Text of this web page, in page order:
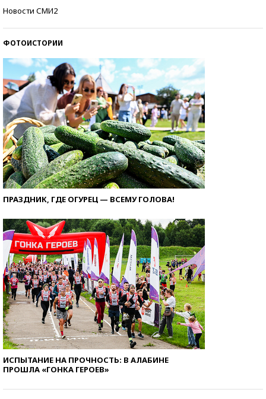
Новости СМИ2
ФОТОИСТОРИИ
ПРАЗДНИК, ГДЕ ОГУРЕЦ — ВСЕМУ ГОЛОВА!
ИСПЫТАНИЕ НА ПРОЧНОСТЬ: В АЛАБИНЕ
ПРОШЛА «ГОНКА ГЕРОЕВ»